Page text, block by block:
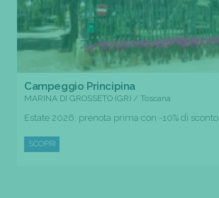
Campeggio Principina
MARINA DI GROSSETO (GR) / Toscana
Estate 2026: prenota prima con -10% di sconto
SCOPRI